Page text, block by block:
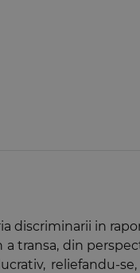
discriminarii in
transa, din
reliefandu-